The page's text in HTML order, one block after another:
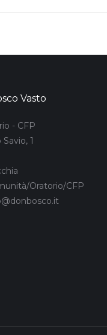
Vasto
- CFP
1
Oratorio/CFP